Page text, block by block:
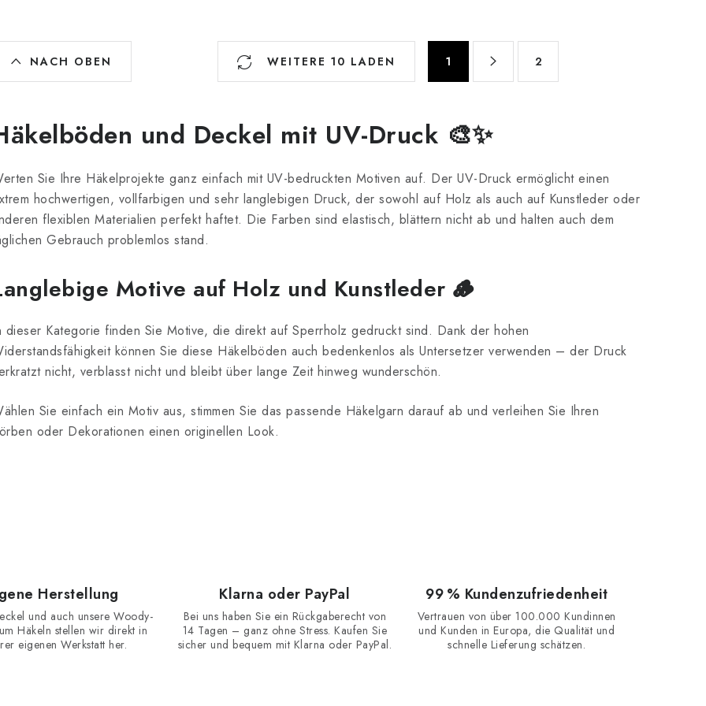
WEITERE 10 LADEN
P
i
n
e
r
u
1 2
NACH OBEN
und Deckel mit UV-Druck 🎨✨
Sie Ihre Häkelprojekte ganz einfach mit UV-bedruckten Motiven auf. Der UV-Druck ermöglicht einen
hochwertigen, vollfarbigen und sehr langlebigen Druck, der sowohl auf Holz als auch auf Kunstleder oder
flexiblen Materialien perfekt haftet. Die Farben sind elastisch, blättern nicht ab und halten auch dem
Gebrauch problemlos stand.
Motive auf Holz und Kunstleder 🪵
dieser Kategorie finden Sie Motive, die direkt auf Sperrholz gedruckt sind. Dank der hohen
können Sie diese Häkelböden auch bedenkenlos als Untersetzer verwenden – der Druck
nicht, verblasst nicht und bleibt über lange Zeit hinweg wunderschön.
Sie einfach ein Motiv aus, stimmen Sie das passende Häkelgarn darauf ab und verleihen Sie Ihren
oder Dekorationen einen originellen Look.
Herstellung
und auch unsere Woody-
Häkeln stellen wir direkt in
eigenen Werkstatt her.
Klarna oder PayPal
Bei uns haben Sie ein Rückgaberecht von
14 Tagen – ganz ohne Stress. Kaufen Sie
sicher und bequem mit Klarna oder PayPal.
99 % Kundenzufriedenheit
Vertrauen von über 100.000 Kundinnen
und Kunden in Europa, die Qualität und
schnelle Lieferung schätzen.